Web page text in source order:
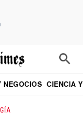
NEGOCIOS CIENCIA